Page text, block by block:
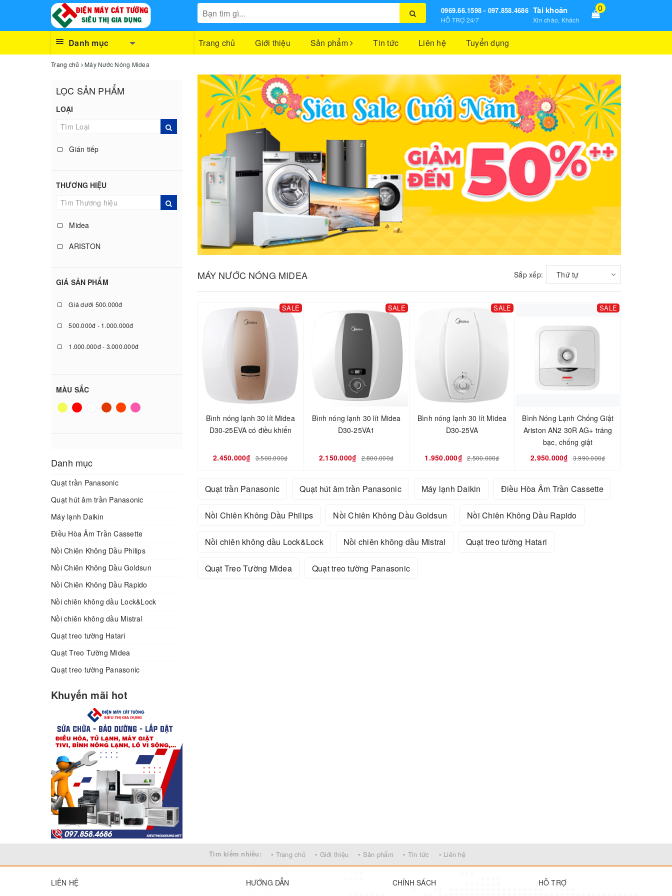
0969.66.1598 - 097.858.4686
HỖ TRỢ 24/7
Tài khoản
Xin chào, Khách
0
Danh mục Trang chủ Giới thiệu Sản phẩm Tin tức Liên hệ Tuyển dụng
Trang chủ Máy Nước Nóng Midea
LỌC SẢN PHẨM
LOẠI
Gián tiếp
THƯƠNG HIỆU
Midea
ARISTON
GIÁ SẢN PHẨM
Giá dưới 500.000đ
500.000đ - 1.000.000đ
1.000.000đ - 3.000.000đ
5.000.000đ - 10.000.000đ
Giá trên 10.000.000đ
MÀU SẮC
Danh mục
Quạt trần Panasonic
Quạt hút âm trần Panasonic
Máy lạnh Daikin
Điều Hòa Âm Trần Cassette
Nồi Chiên Không Dầu Philips
Nồi Chiên Không Dầu Goldsun
Nồi Chiên Không Dầu Rapido
Nồi chiên không dầu Lock&Lock
Nồi chiên không dầu Mistral
Quạt treo tường Hatari
Quạt Treo Tường Midea
Quạt treo tường Panasonic
Khuyến mãi hot
MÁY NƯỚC NÓNG MIDEA Sắp xếp: Thứ tự
SALE
Bình nóng lạnh 30 lít Midea
D30-25EVA có điều khiển
2.450.000₫ 3.500.000₫
SALE
Bình nóng lạnh 30 lít Midea
D30-25VA1
2.150.000₫ 2.800.000₫
SALE
Bình nóng lạnh 30 lít Midea
D30-25VA
1.950.000₫ 2.500.000₫
SALE
Bình Nóng Lạnh Chống Giật
Ariston AN2 30R AG+ tráng
bạc, chống giật
2.950.000₫
3.990.000₫
Quạt trần Panasonic Quạt hút âm trần Panasonic Máy lạnh Daikin Điều Hòa Âm Trần Cassette
Nồi Chiên Không Dầu Philips Nồi Chiên Không Dầu Goldsun Nồi Chiên Không Dầu Rapido
Nồi chiên không dầu Lock&Lock Nồi chiên không dầu Mistral Quạt treo tường Hatari
Quạt Treo Tường Midea Quạt treo tường Panasonic
Tìm kiếm nhiều: • Trang chủ • Giới thiệu • Sản phẩm • Tin tức • Liên hệ
LIÊN HỆ
HƯỚNG DẪN
CHÍNH SÁCH
HỖ TRỢ